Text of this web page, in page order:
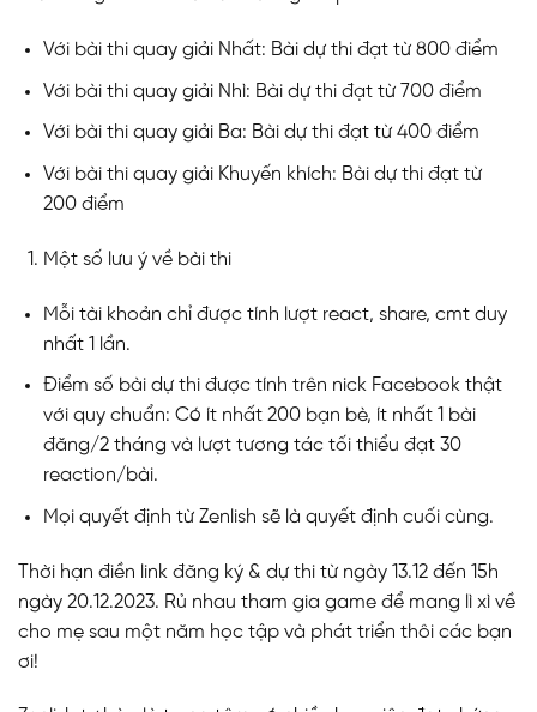
Với bài thi quay giải Nhất: Bài dự thi đạt từ 800 điểm
Với bài thi quay giải Nhì: Bài dự thi đạt từ 700 điểm
Với bài thi quay giải Ba: Bài dự thi đạt từ 400 điểm
Với bài thi quay giải Khuyến khích: Bài dự thi đạt từ
200 điểm
Một số lưu ý về bài thi
Mỗi tài khoản chỉ được tính lượt react, share, cmt duy
nhất 1 lần.
Điểm số bài dự thi được tính trên nick Facebook thật
với quy chuẩn: Có ít nhất 200 bạn bè, ít nhất 1 bài
đăng/2 tháng và lượt tương tác tối thiểu đạt 30
reaction/bài.
Mọi quyết định từ Zenlish sẽ là quyết định cuối cùng.
Thời hạn điền link đăng ký & dự thi từ ngày 13.12 đến 15h
ngày 20.12.2023. Rủ nhau tham gia game để mang lì xì về
cho mẹ sau một năm học tập và phát triển thôi các bạn
ơi!